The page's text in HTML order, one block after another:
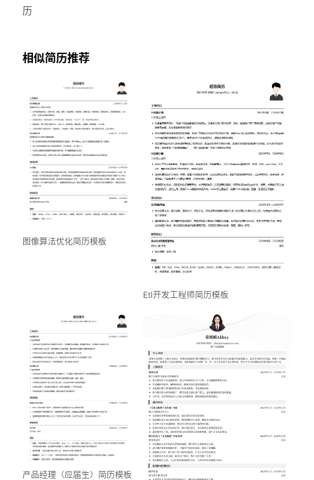
历
相似简历推荐
图像算法优化简历模板
Etl开发工程师简历模板
产品经理（应届生）简历模板